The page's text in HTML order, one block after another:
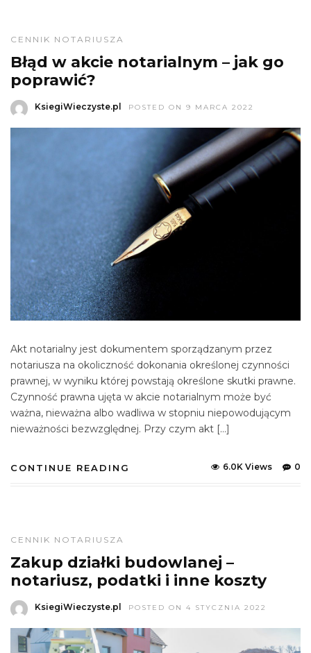
CENNIK NOTARIUSZA
Błąd w akcie notarialnym – jak go
poprawić?
KsiegiWieczyste.pl POSTED ON 9 MARCA 2022
Akt notarialny jest dokumentem sporządzanym przez
notariusza na okoliczność dokonania określonej czynności
prawnej, w wyniku której powstają określone skutki prawne.
Czynność prawna ujęta w akcie notarialnym może być
ważna, nieważna albo wadliwa w stopniu niepowodującym
nieważności bezwzględnej. Przy czym akt […]
CONTINUE READING 0
6.0K Views
CENNIK NOTARIUSZA
Zakup działki budowlanej –
notariusz, podatki i inne koszty
KsiegiWieczyste.pl POSTED ON 4 STYCZNIA 2022